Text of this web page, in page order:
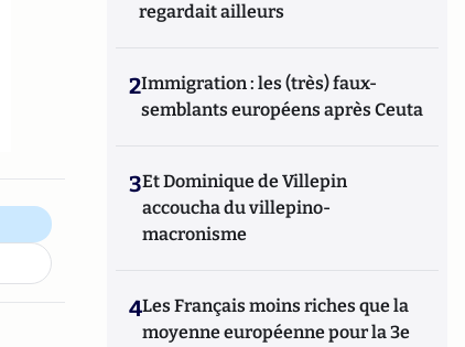
regardait ailleurs
2Immigration : les (très) faux-
semblants européens après Ceuta
3Et Dominique de Villepin
accoucha du villepino-
macronisme
4Les Français moins riches que la
moyenne européenne pour la 3e